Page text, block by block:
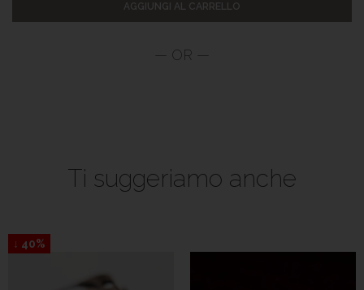
AGGIUNGI AL CARRELLO
Ti suggeriamo anche
↓ 40%